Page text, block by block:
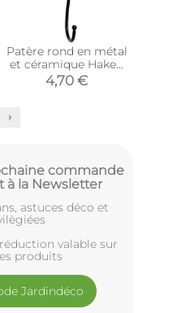
Patère rond en métal
et céramique Haken
(Jaune)
4,70 €
commande
à la Newsletter
astuces déco et
valable sur
produits
Jardindéco